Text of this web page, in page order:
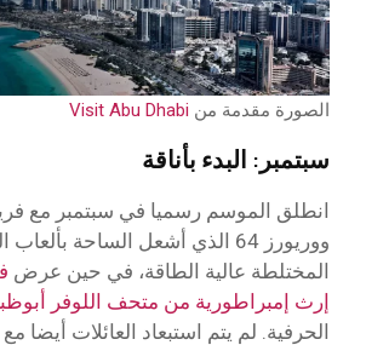
الصورة مقدمة من Visit Abu Dhabi
سبتمبر: البدء بأناقة
انطلق الموسم رسميا في سبتمبر مع
ووريورز 64 الذي أشعل الساحة
المختلطة عالية الطاقة، في حين عرض
إرث إمبراطورية من متحف اللوفر